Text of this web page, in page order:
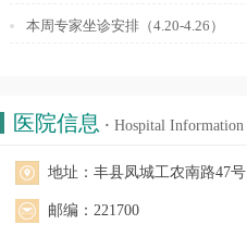
本周专家坐诊安排（4.20-4.26）
医院信息 · Hospital Information
地址：丰县凤城工农南路47号
邮编：221700